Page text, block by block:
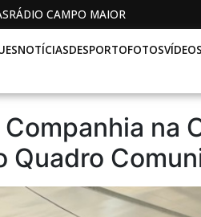
RÁDIO CAMPO MAIOR
NOTÍCIASDESPORTOFOTOSVÍDEOS
Companhia na
Quadro